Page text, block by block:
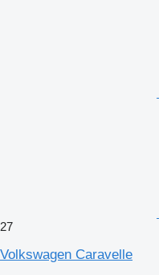
27
Volkswagen Caravelle